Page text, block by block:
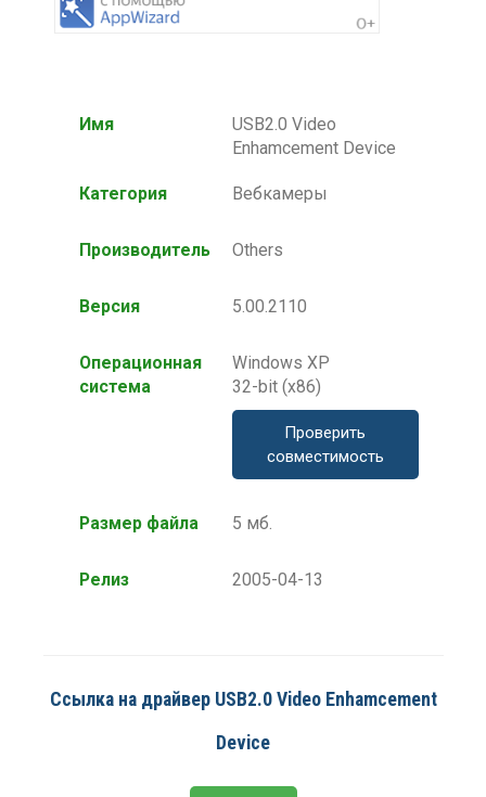
Имя
USB2.0 Video
Enhamcement Device
Категория Вебкамеры
Производитель Others
Версия 5.00.2110
Операционная
система
Windows XP
32-bit (x86)
Проверить
совместимость
Размер файла 5 мб.
Релиз 2005-04-13
Ссылка на драйвер USB2.0 Video Enhamcement
Device